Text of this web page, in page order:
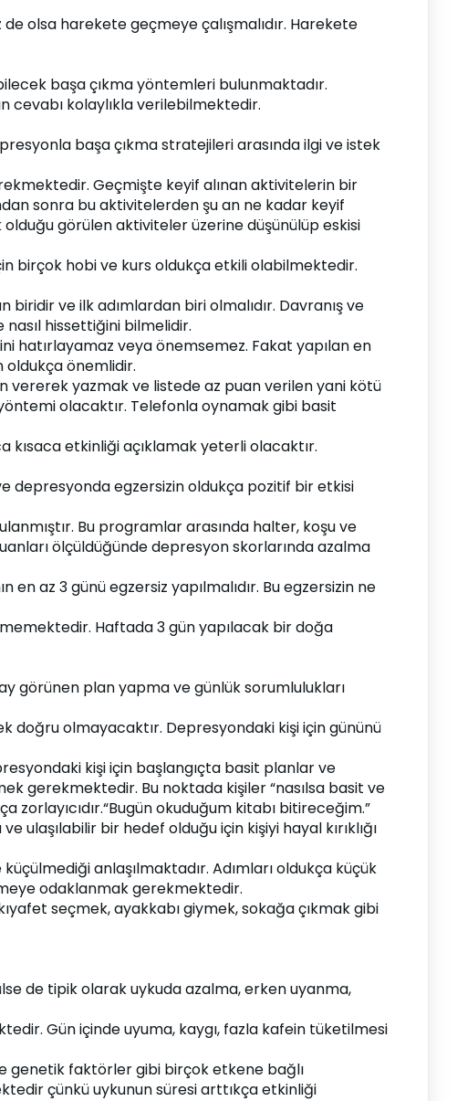
olsa harekete geçmeye çalışmalıdır. Harekete
başa çıkma yöntemleri bulunmaktadır.
cevabı kolaylıkla verilebilmektedir.
başa çıkma stratejileri arasında ilgi ve istek
Geçmişte keyif alınan aktivitelerin bir
sonra bu aktivitelerden şu an ne kadar keyif
olduğu görülen aktiviteler üzerine düşünülüp eskisi
birçok hobi ve kurs oldukça etkili olabilmektedir.
ve ilk adımlardan biri olmalıdır. Davranış ve
hissettiğini bilmelidir.
hatırlayamaz veya önemsemez. Fakat yapılan en
oldukça önemlidir.
vererek yazmak ve listede az puan verilen yani kötü
olacaktır. Telefonla oynamak gibi basit
kısaca etkinliği açıklamak yeterli olacaktır.
depresyonda egzersizin oldukça pozitif bir etkisi
Bu programlar arasında halter, koşu ve
ölçüldüğünde depresyon skorlarında azalma
az 3 günü egzersiz yapılmalıdır. Bu egzersizin ne
Haftada 3 gün yapılacak bir doğa
görünen plan yapma ve günlük sorumlulukları
doğru olmayacaktır. Depresyondaki kişi için gününü
kişi için başlangıçta basit planlar ve
gerekmektedir. Bu noktada kişiler “nasılsa basit ve
okuduğum kitabı bitireceğim.”
bir hedef olduğu için kişiyi hayal kırıklığı
anlaşılmaktadır. Adımları oldukça küçük
odaklanmak gerekmektedir.
seçmek, ayakkabı giymek, sokağa çıkmak gibi
de tipik olarak uykuda azalma, erken uyanma,
Gün içinde uyuma, kaygı, fazla kafein tüketilmesi
genetik faktörler gibi birçok etkene bağlı
çünkü uykunun süresi arttıkça etkinliği